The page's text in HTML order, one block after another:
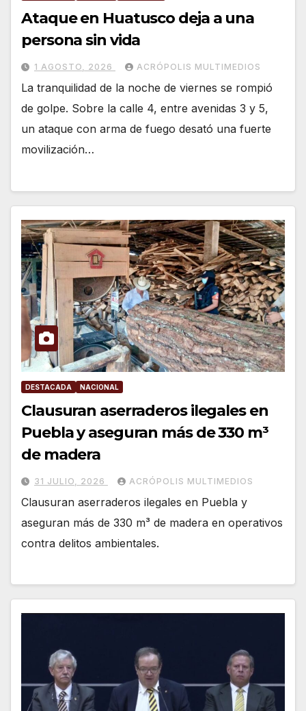
Ataque en Huatusco deja a una
persona sin vida
1 AGOSTO, 2026 ACRÓPOLIS MULTIMEDIOS
La tranquilidad de la noche de viernes se rompió
de golpe. Sobre la calle 4, entre avenidas 3 y 5,
un ataque con arma de fuego desató una fuerte
movilización…
DESTACADA NACIONAL
Clausuran aserraderos ilegales en
Puebla y aseguran más de 330 m³
de madera
31 JULIO, 2026 ACRÓPOLIS MULTIMEDIOS
Clausuran aserraderos ilegales en Puebla y
aseguran más de 330 m³ de madera en operativos
contra delitos ambientales.